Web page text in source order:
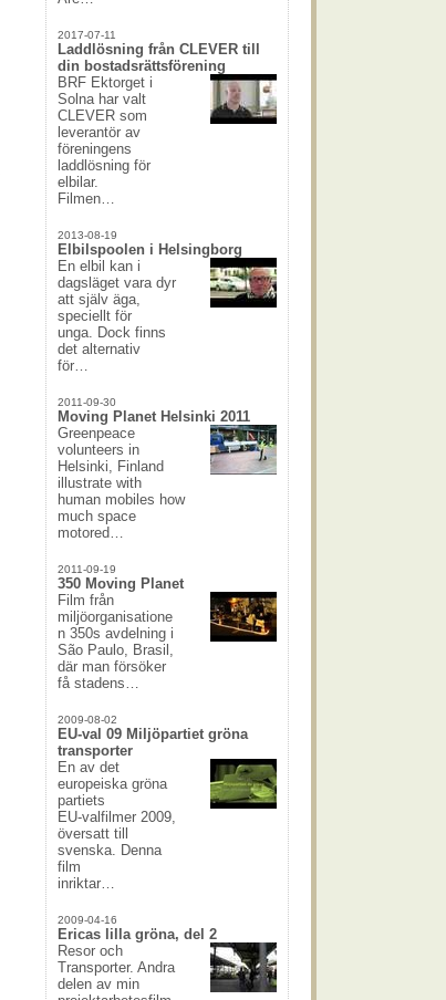
2017-07-11
Laddlösning från CLEVER till
din bostadsrättsförening
BRF Ektorget i
Solna har valt
CLEVER som
leverantör av
föreningens
laddlösning för
elbilar.
Filmen…
2013-08-19
Elbilspoolen i Helsingborg
En elbil kan i
dagsläget vara dyr
att själv äga,
speciellt för
unga. Dock finns
det alternativ
för…
2011-09-30
Moving Planet Helsinki 2011
Greenpeace
volunteers in
Helsinki, Finland
illustrate with
human mobiles how
much space
motored…
2011-09-19
350 Moving Planet
Film från
miljöorganisatione
n 350s avdelning i
São Paulo, Brasil,
där man försöker
få stadens…
2009-08-02
EU-val 09 Miljöpartiet gröna
transporter
En av det
europeiska gröna
partiets
EU-valfilmer 2009,
översatt till
svenska. Denna
film
inriktar…
2009-04-16
Ericas lilla gröna, del 2
Resor och
Transporter. Andra
delen av min